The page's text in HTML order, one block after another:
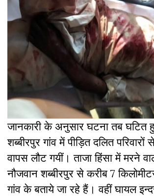
जानकारी के अनुसार घटना तब घटित
शब्बीरपुर गांव में पीड़ित दलित
वापस लौट गयीं। ताजा हिंसा में मरने
नौजवान शब्बीरपुर से करीब 7
गांव के बताये जा रहे हैं। वहीं घायल